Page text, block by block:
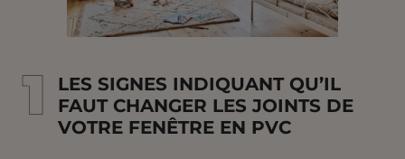
1
1
LES SIGNES INDIQUANT QU’IL
FAUT CHANGER LES JOINTS DE
VOTRE FENÊTRE EN PVC